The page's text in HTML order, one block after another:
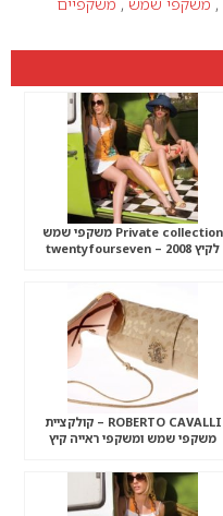
Private collection משקפי שמש
לקיץ 2008 – twentyfourseven
ROBERTO CAVALLI – קולקציית
משקפי שמש ומשקפי ראייה קיץ